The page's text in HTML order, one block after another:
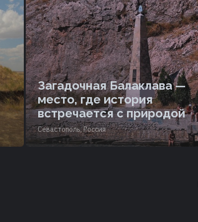
Загадочная Балаклава —
место, где история
встречается с природой
Севастополь, Россия